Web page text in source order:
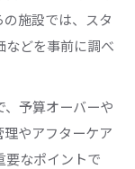
施設では、スタ
などを事前に調べ
、予算オーバーや
やアフターケア
要なポイントで